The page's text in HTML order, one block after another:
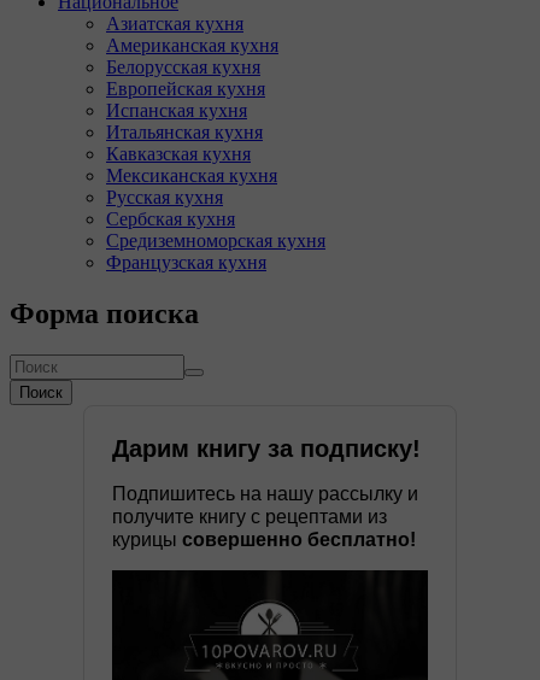
Азиатская кухня
Американская кухня
Белорусская кухня
Европейская кухня
Испанская кухня
Итальянская кухня
Кавказская кухня
Мексиканская кухня
Русская кухня
Сербская кухня
Средиземноморская кухня
Французская кухня
Форма поиска
Поиск
Дарим книгу за подписку!
Подпишитесь на нашу рассылку и
получите книгу с рецептами из
курицы совершенно бесплатно!